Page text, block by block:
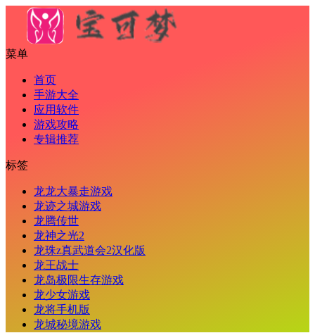
菜单
首页
手游大全
应用软件
游戏攻略
专辑推荐
标签
龙龙大暴走游戏
龙迹之城游戏
龙腾传世
龙神之光2
龙珠z真武道会2汉化版
龙王战士
龙岛极限生存游戏
龙少女游戏
龙将手机版
龙城秘境游戏